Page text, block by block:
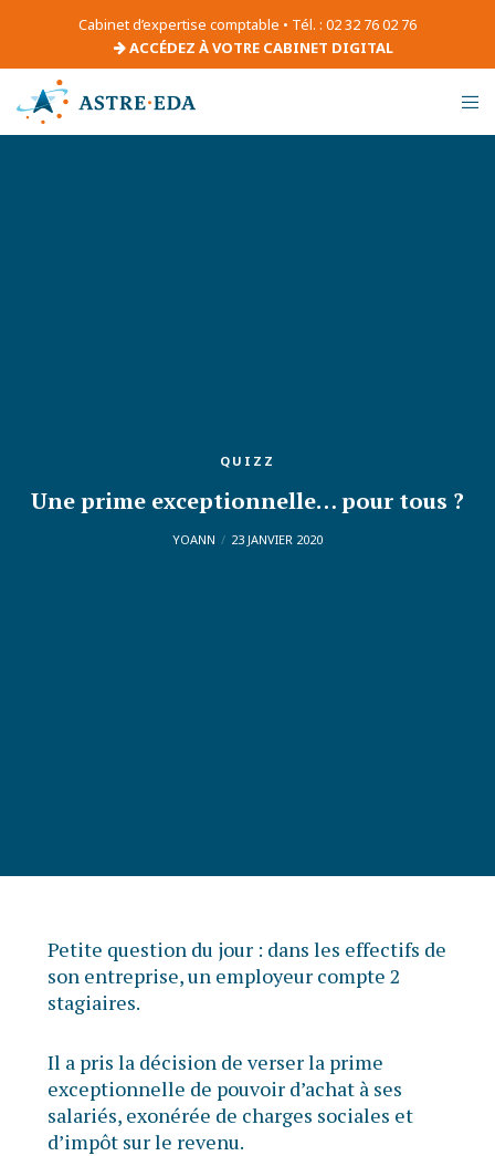
Cabinet d’expertise comptable • Tél. : 02 32 76 02 76
ACCÉDEZ À VOTRE CABINET DIGITAL
QUIZZ
Une prime exceptionnelle… pour tous ?
YOANN 23 JANVIER 2020
Petite question du jour : dans les effectifs de
son entreprise, un employeur compte 2
stagiaires.
Il a pris la décision de verser la prime
exceptionnelle de pouvoir d’achat à ses
salariés, exonérée de charges sociales et
d’impôt sur le revenu.